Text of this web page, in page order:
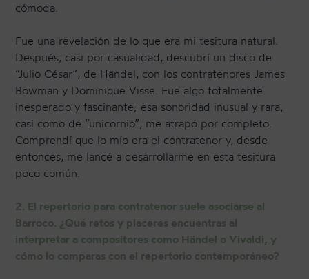
cómoda.
Fue una revelación de lo que era mi tesitura natural.
Después, casi por casualidad, descubrí un disco de
“Julio César”, de Händel, con los contratenores James
Bowman y Dominique Visse. Fue algo totalmente
inesperado y fascinante; esa sonoridad inusual y rara,
casi como de “unicornio”, me atrapó por completo.
Comprendí que lo mío era el contratenor y, desde
entonces, me lancé a desarrollarme en esta tesitura
poco común.
2. El repertorio para contratenor suele asociarse al
Barroco. ¿Qué retos y placeres encuentras al
interpretar a compositores como Händel o Vivaldi, y
cómo lo comparas con el repertorio contemporáneo?